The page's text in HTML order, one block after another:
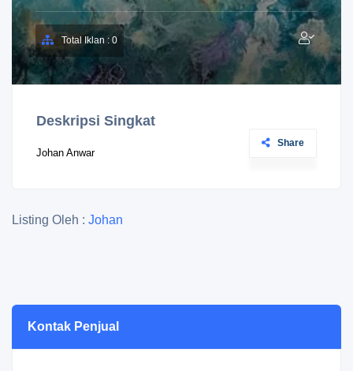
Total Iklan : 0
Deskripsi Singkat
Share
Johan Anwar
Listing Oleh : Johan
Kontak Penjual